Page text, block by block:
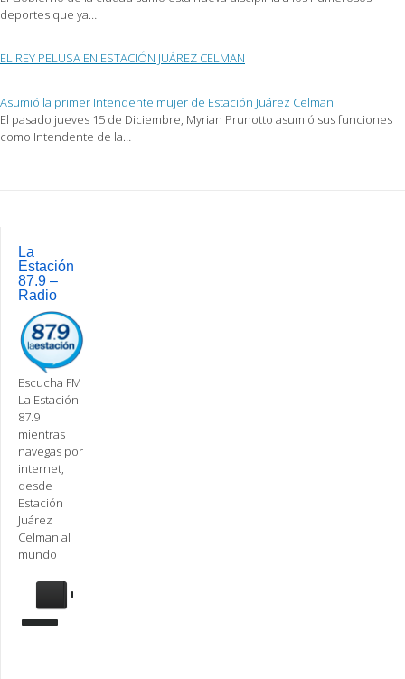
deportes que ya…
EL REY PELUSA EN ESTACIÓN JUÁREZ CELMAN
Asumió la primer Intendente mujer de Estación Juárez Celman
El pasado jueves 15 de Diciembre, Myrian Prunotto asumió sus funciones
como Intendente de la…
navigation
La
Estación
87.9 –
Radio
Escucha FM
La Estación
87.9
mientras
navegas por
internet,
desde
Estación
Juárez
Celman al
mundo